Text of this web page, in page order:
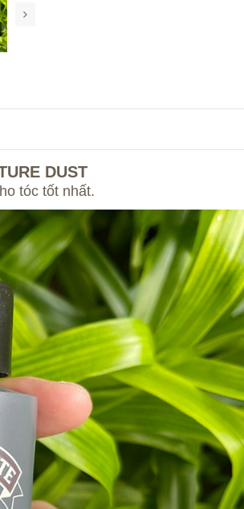
DUST
tóc tốt nhất.